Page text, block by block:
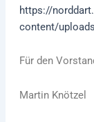
https://
content/
Für den
Martin Knötzel